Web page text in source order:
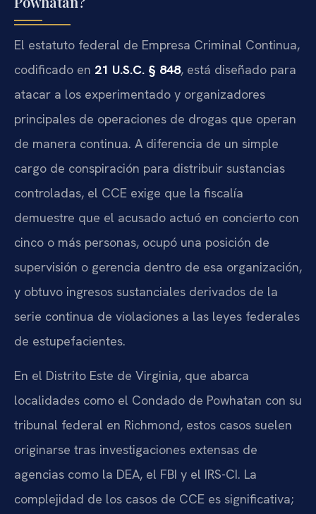
El estatuto federal de Empresa Criminal Continua,
codificado en 21 U.S.C. § 848, está diseñado para
atacar a los experimentado y organizadores
principales de operaciones de drogas que operan
de manera continua. A diferencia de un simple
cargo de conspiración para distribuir sustancias
controladas, el CCE exige que la fiscalía
demuestre que el acusado actuó en concierto con
cinco o más personas, ocupó una posición de
supervisión o gerencia dentro de esa organización,
y obtuvo ingresos sustanciales derivados de la
serie continua de violaciones a las leyes federales
de estupefacientes.
En el Distrito Este de Virginia, que abarca
localidades como el Condado de Powhatan con su
tribunal federal en Richmond, estos casos suelen
originarse tras investigaciones extensas de
agencias como la DEA, el FBI y el IRS-CI. La
complejidad de los casos de CCE es significativa;